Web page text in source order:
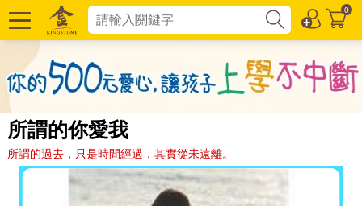
0
所謂的你愛我
所謂的過去，只是時間經過，其實從未遠離。